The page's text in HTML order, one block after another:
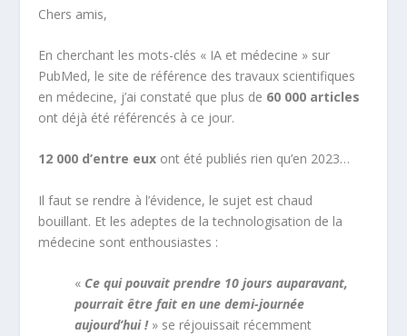
Chers amis,
En cherchant les mots-clés « IA et médecine » sur
PubMed, le site de référence des travaux scientifiques
en médecine, j’ai constaté que plus de 60 000 articles
ont déjà été référencés à ce jour.
12 000 d’entre eux ont été publiés rien qu’en 2023…
Il faut se rendre à l’évidence, le sujet est chaud
bouillant. Et les adeptes de la technologisation de la
médecine sont enthousiastes :
« Ce qui pouvait prendre 10 jours auparavant,
pourrait être fait en une demi-journée
aujourd’hui ! » se réjouissait récemment